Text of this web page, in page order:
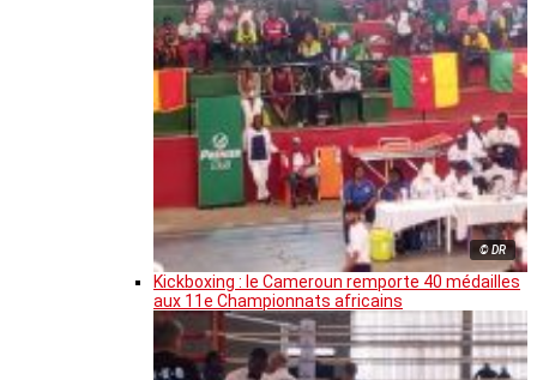
© DR
Kickboxing : le Cameroun remporte 40 médailles
aux 11e Championnats africains